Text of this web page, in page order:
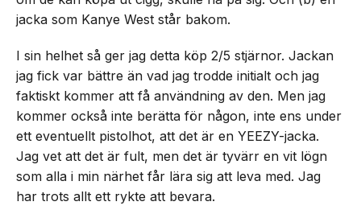
jacka som Kanye West står bakom.
I sin helhet så ger jag detta köp 2/5 stjärnor. Jackan
jag fick var bättre än vad jag trodde initialt och jag
faktiskt kommer att få användning av den. Men jag
kommer också inte berätta för någon, inte ens under
ett eventuellt pistolhot, att det är en YEEZY-jacka.
Jag vet att det är fult, men det är tyvärr en vit lögn
som alla i min närhet får lära sig att leva med. Jag
har trots allt ett rykte att bevara.